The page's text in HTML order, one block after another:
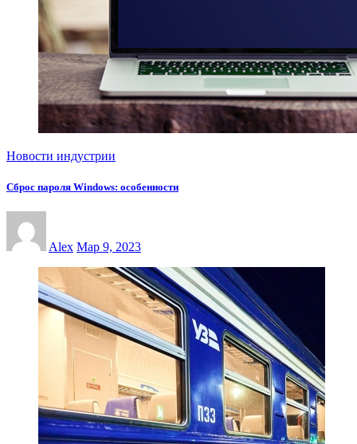
Новости индустрии
Сброс пароля Windows: особенности
Alex Мар 9, 2023